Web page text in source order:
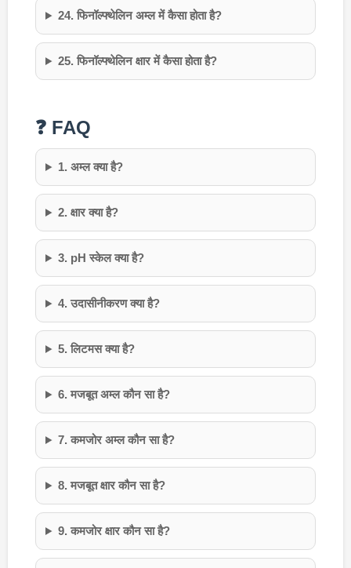
24. फिनॉल्फ्थेलिन अम्ल में कैसा होता है?
25. फिनॉल्फ्थेलिन क्षार में कैसा होता है?
❓ FAQ
1. अम्ल क्या है?
2. क्षार क्या है?
3. pH स्केल क्या है?
4. उदासीनीकरण क्या है?
5. लिटमस क्या है?
6. मजबूत अम्ल कौन सा है?
7. कमजोर अम्ल कौन सा है?
8. मजबूत क्षार कौन सा है?
9. कमजोर क्षार कौन सा है?